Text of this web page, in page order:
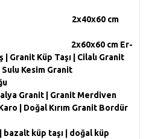
taş 2x40x60 cm
granit 2x60x60 cm Er-
Granit Küp Taşı | Cilalı Granit
Sulu Kesim Granit
Granit | Granit Merdiven
| Doğal Kırım Granit Bordür
küp taşı | doğal küp